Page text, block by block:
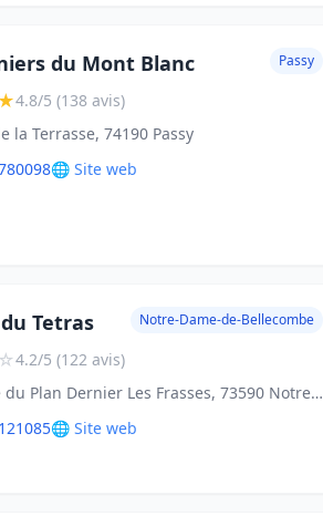
du Mont Blanc Passy
★4.8/5 (138 avis)
la Terrasse, 74190 Passy
🌐 Site web
Tetras Notre-Dame-de-Bellecombe
☆4.2/5 (122 avis)
1826 route du Plan Dernier Les Frasses, 73590 Notre-Dame-de-Bellecombe
🌐 Site web